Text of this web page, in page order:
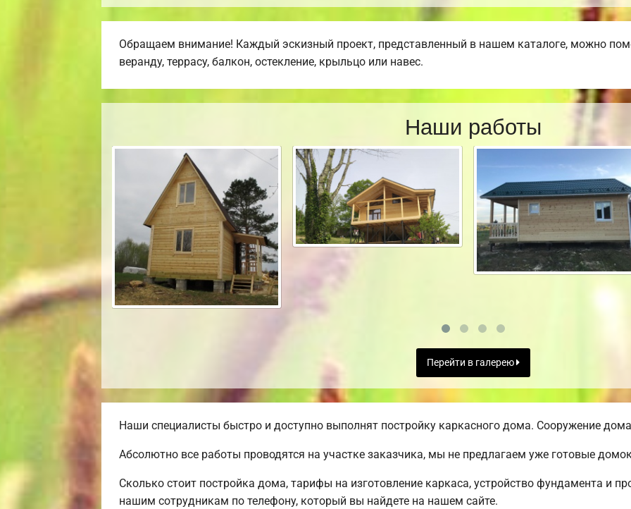
Обращаем внимание! Каждый эскизный проект, представленный в нашем каталоге, можно
веранду, террасу, балкон, остекление, крыльцо или навес.
Наши работы
Перейти в галерею
Наши специалисты быстро и доступно выполнят постройку каркасного дома. Сооружение
Абсолютно все работы проводятся на участке заказчика, мы не предлагаем уже готовые
Сколько стоит постройка дома, тарифы на изготовление каркаса, устройство фундамента и
нашим сотрудникам по телефону, который вы найдете на нашем сайте.